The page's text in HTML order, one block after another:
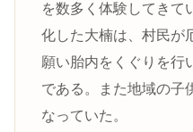
を数多く体験してきて
化した大楠は、村民が
願い胎内をくぐりを行
である。また地域の子
なっていた。